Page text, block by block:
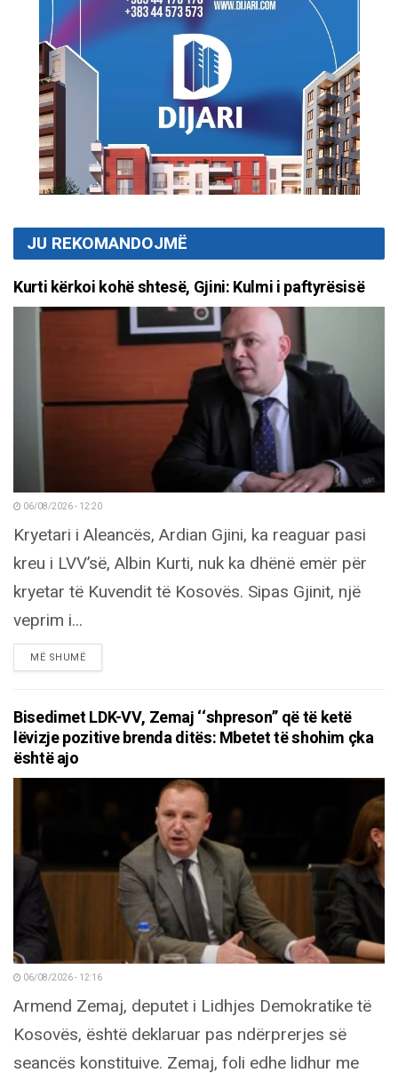
JU REKOMANDOJMË
Kurti kërkoi kohë shtesë, Gjini: Kulmi i paftyrësisë
06/08/2026 - 12:20
Kryetari i Aleancës, Ardian Gjini, ka reaguar pasi
kreu i LVV’së, Albin Kurti, nuk ka dhënë emër për
kryetar të Kuvendit të Kosovës. Sipas Gjinit, një
veprim i...
MË SHUMËDETAILS
Bisedimet LDK-VV, Zemaj ‘‘shpreson’’ që të ketë
lëvizje pozitive brenda ditës: Mbetet të shohim çka
është ajo
06/08/2026 - 12:16
Armend Zemaj, deputet i Lidhjes Demokratike të
Kosovës, është deklaruar pas ndërprerjes së
seancës konstituive. Zemaj, foli edhe lidhur me